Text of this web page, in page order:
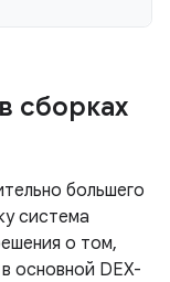
сборках
большего
система
о том,
основной DEX-